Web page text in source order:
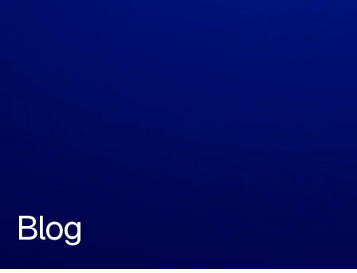
Blog